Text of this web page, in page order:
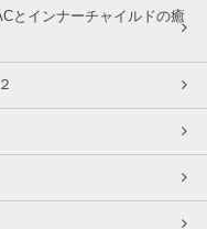
とインナーチャイルドの癒